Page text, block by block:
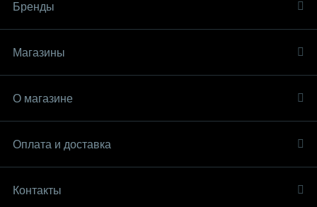
Бренды
Магазины
О магазине
Оплата и доставка
Контакты